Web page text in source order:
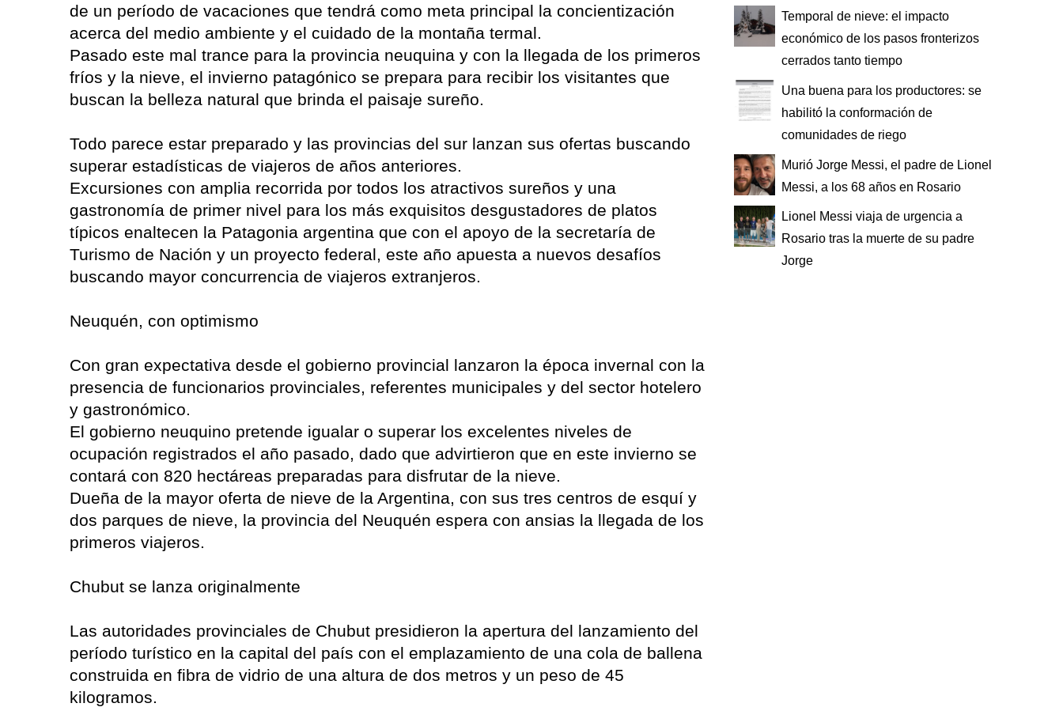
de un período de vacaciones que tendrá como meta principal la concientización
acerca del medio ambiente y el cuidado de la montaña termal.
Pasado este mal trance para la provincia neuquina y con la llegada de los primeros
fríos y la nieve, el invierno patagónico se prepara para recibir los visitantes que
buscan la belleza natural que brinda el paisaje sureño.
Todo parece estar preparado y las provincias del sur lanzan sus ofertas buscando
superar estadísticas de viajeros de años anteriores.
Excursiones con amplia recorrida por todos los atractivos sureños y una
gastronomía de primer nivel para los más exquisitos desgustadores de platos
típicos enaltecen la Patagonia argentina que con el apoyo de la secretaría de
Turismo de Nación y un proyecto federal, este año apuesta a nuevos desafíos
buscando mayor concurrencia de viajeros extranjeros.
Neuquén, con optimismo
Con gran expectativa desde el gobierno provincial lanzaron la época invernal con la
presencia de funcionarios provinciales, referentes municipales y del sector hotelero
y gastronómico.
El gobierno neuquino pretende igualar o superar los excelentes niveles de
ocupación registrados el año pasado, dado que advirtieron que en este invierno se
contará con 820 hectáreas preparadas para disfrutar de la nieve.
Dueña de la mayor oferta de nieve de la Argentina, con sus tres centros de esquí y
dos parques de nieve, la provincia del Neuquén espera con ansias la llegada de los
primeros viajeros.
Chubut se lanza originalmente
Las autoridades provinciales de Chubut presidieron la apertura del lanzamiento del
período turístico en la capital del país con el emplazamiento de una cola de ballena
construida en fibra de vidrio de una altura de dos metros y un peso de 45
kilogramos.
Temporal de nieve: el impacto
económico de los pasos fronterizos
cerrados tanto tiempo
Una buena para los productores: se
habilitó la conformación de
comunidades de riego
Murió Jorge Messi, el padre de Lionel
Messi, a los 68 años en Rosario
Lionel Messi viaja de urgencia a
Rosario tras la muerte de su padre
Jorge